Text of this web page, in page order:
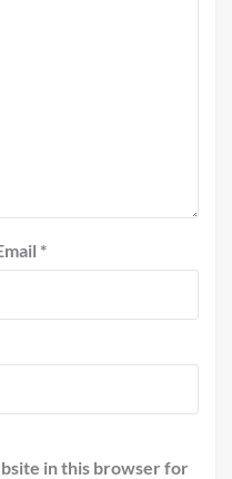
*
in this browser for